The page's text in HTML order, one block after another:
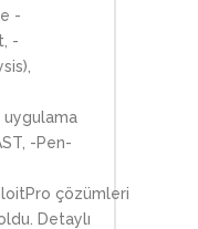
-
-
uygulama
-Pen-
çözümleri
Detaylı